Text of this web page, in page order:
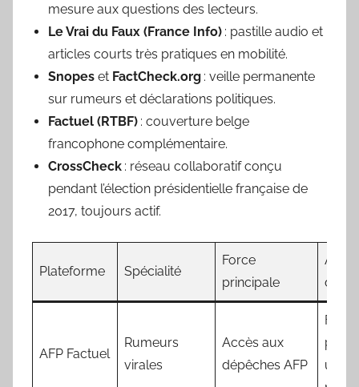
mesure aux questions des lecteurs.
Le Vrai du Faux (France Info) : pastille audio et
articles courts très pratiques en mobilité.
Snopes et FactCheck.org : veille permanente
sur rumeurs et déclarations politiques.
Factuel (RTBF) : couverture belge
francophone complémentaire.
CrossCheck : réseau collaboratif conçu
pendant l’élection présidentielle française de
2017, toujours actif.
Plateforme Spécialité
Force
principale
AFP Factuel
Rumeurs
virales
Accès aux
dépêches AFP
pays
une